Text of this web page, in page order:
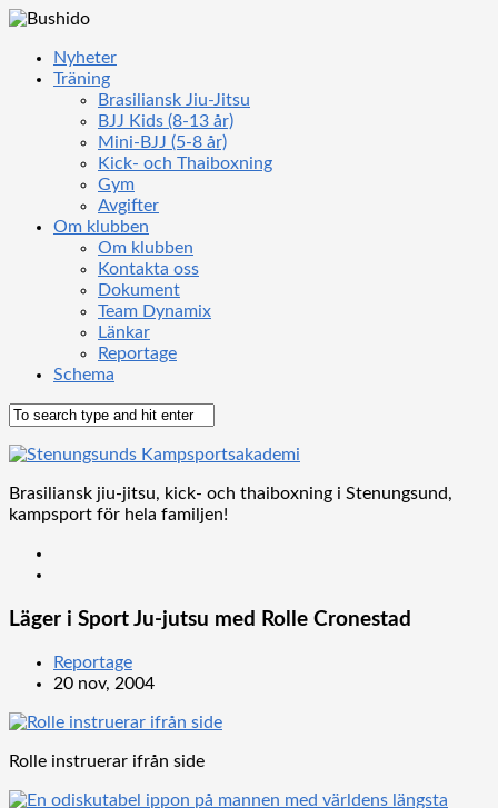
Nyheter
Träning
Brasiliansk Jiu-Jitsu
BJJ Kids (8-13 år)
Mini-BJJ (5-8 år)
Kick- och Thaiboxning
Gym
Avgifter
Om klubben
Om klubben
Kontakta oss
Dokument
Team Dynamix
Länkar
Reportage
Schema
Brasiliansk jiu-jitsu, kick- och thaiboxning i Stenungsund,
kampsport för hela familjen!
Läger i Sport Ju-jutsu med Rolle Cronestad
Reportage
20 nov, 2004
Rolle instruerar ifrån side